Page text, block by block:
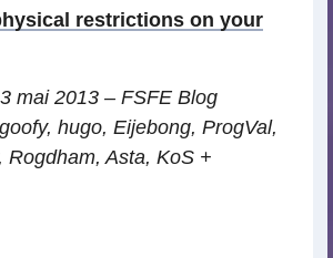
restrictions on your
mai 2013 – FSFE Blog
hugo, Eijebong, ProgVal,
Rogdham, Asta, KoS +